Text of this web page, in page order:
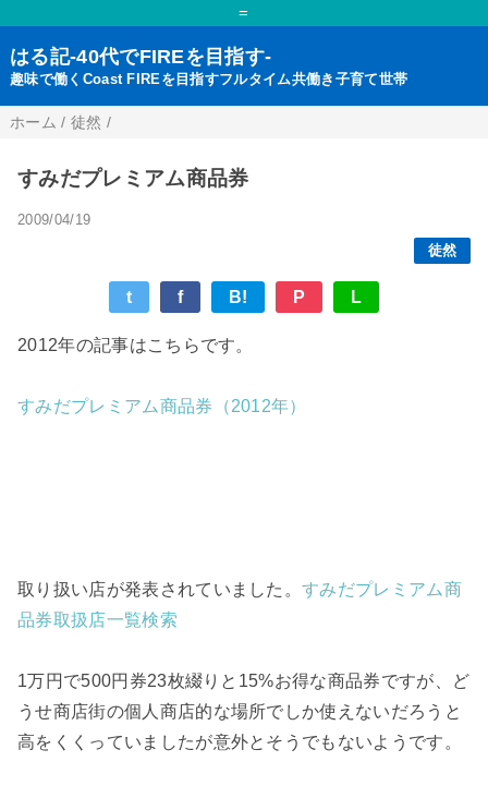
=
はる記-40代でFIREを目指す-
趣味で働くCoast FIREを目指すフルタイム共働き子育て世帯
ホーム / 徒然 /
すみだプレミアム商品券
2009/04/19
徒然
t f B! P L
2012年の記事はこちらです。
すみだプレミアム商品券（2012年）
取り扱い店が発表されていました。すみだプレミアム商
品券取扱店一覧検索
1万円で500円券23枚綴りと15%お得な商品券ですが、ど
うせ商店街の個人商店的な場所でしか使えないだろうと
高をくくっていましたが意外とそうでもないようです。